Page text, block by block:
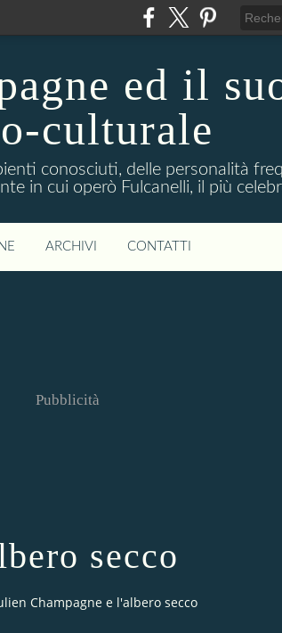
ed il
culturale
conosciuti, delle personalità
in cui operò Fulcanelli, il più
ARCHIVI CONTATTI
Pubblicità
secco
Champagne e l'albero secco